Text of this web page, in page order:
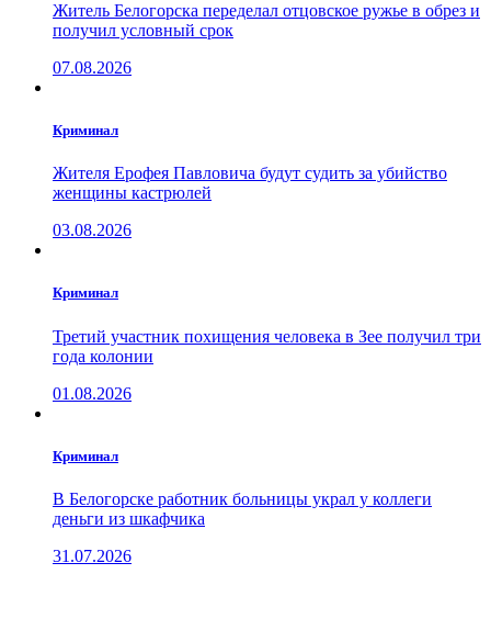
Житель Белогорска переделал отцовское ружье в обрез и
получил условный срок
07.08.2026
Криминал
Жителя Ерофея Павловича будут судить за убийство
женщины кастрюлей
03.08.2026
Криминал
Третий участник похищения человека в Зее получил три
года колонии
01.08.2026
Криминал
В Белогорске работник больницы украл у коллеги
деньги из шкафчика
31.07.2026